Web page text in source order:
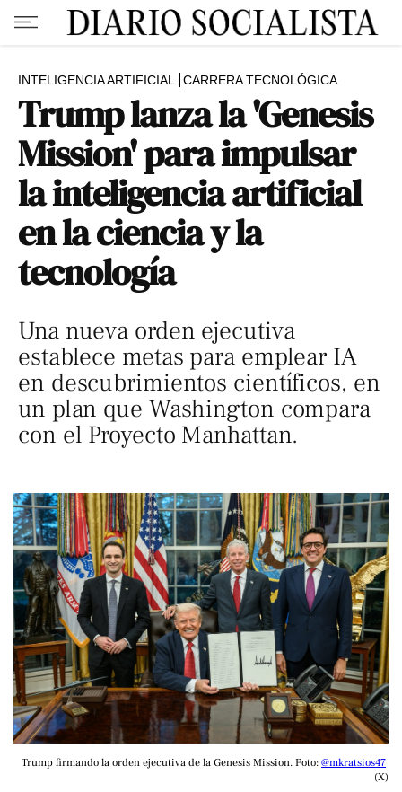
INTELIGENCIA ARTIFICIAL CARRERA TECNOLÓGICA
Trump lanza la 'Genesis
Mission' para impulsar
la inteligencia artificial
en la ciencia y la
tecnología
Una nueva orden ejecutiva
establece metas para emplear IA
en descubrimientos científicos, en
un plan que Washington compara
con el Proyecto Manhattan.
Trump firmando la orden ejecutiva de la Genesis Mission. Foto: @mkratsios47
(X)